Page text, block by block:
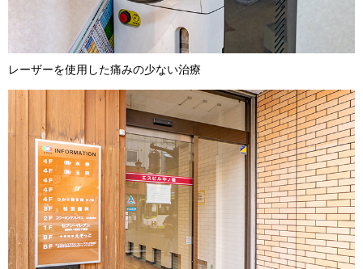
レーザーを使用した痛みの少ない治療